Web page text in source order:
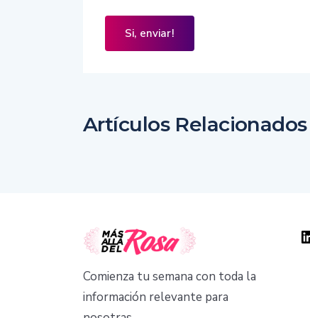
Artículos Relacionados
Comienza tu semana con toda la
información relevante para